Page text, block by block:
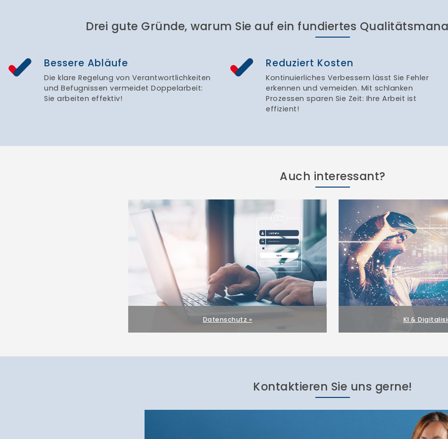
Drei gute Gründe, warum Sie auf ein fundiertes
Bessere Abläufe
Die klare Regelung von Verantwortlichkeiten
und Befugnissen vermeidet Doppelarbeit:
Sie arbeiten effektiv!
Reduziert Kosten
Kontinuierliches Verbessern lässt Sie Fehler
erkennen und vemeiden. Mit schlanken
Prozessen sparen Sie Zeit: Ihre Arbeit ist
effizient!
Auch interessant?
Datenschutz » KI &
Kontaktieren Sie uns gerne!